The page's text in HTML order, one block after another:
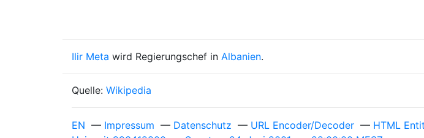
Ilir Meta wird Regierungschef in Albanien.
Quelle: Wikipedia
EN — Impressum — Datenschutz — URL Encoder/Decoder — HTML